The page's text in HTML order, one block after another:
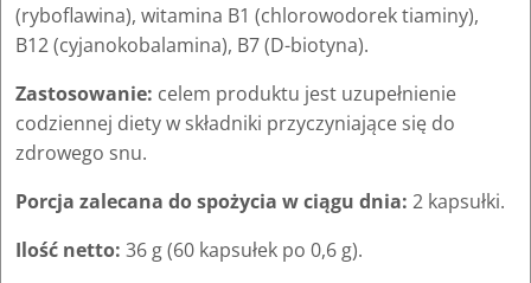
(ryboflawina), witamina B1 (chlorowodorek tiaminy),
B12 (cyjanokobalamina), B7 (D-biotyna).
Zastosowanie: celem produktu jest uzupełnienie
codziennej diety w składniki przyczyniające się do
zdrowego snu.
Porcja zalecana do spożycia w ciągu dnia: 2 kapsułki.
Ilość netto: 36 g (60 kapsułek po 0,6 g).